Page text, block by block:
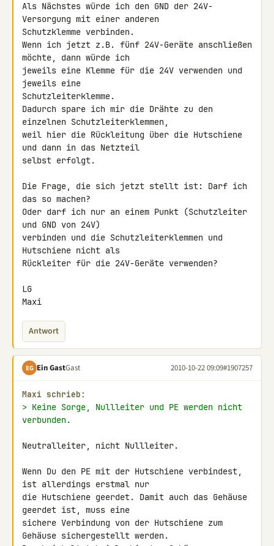
Als Nächstes würde ich den GND der 24V-
Versorgung mit einer anderen
Schutzklemme verbinden.
Wenn ich jetzt z.B. fünf 24V-Geräte anschließen
möchte, dann würde ich
jeweils eine Klemme für die 24V verwenden und
jeweils eine
Schutzleiterklemme.
Dadurch spare ich mir die Drähte zu den
einzelnen Schutzleiterklemmen,
weil hier die Rückleitung über die Hutschiene
und dann in das Netzteil
selbst erfolgt.
Die Frage, die sich jetzt stellt ist: Darf ich
das so machen?
Oder darf ich nur an einem Punkt (Schutzleiter
und GND von 24V)
verbinden und die Schutzleiterklemmen und
Hutschiene nicht als
Rückleiter für die 24V-Geräte verwenden?
LG
Maxi
Antwort
EG Ein GastGast 2010-10-22 09:09#1907257
Maxi schrieb:
> Keine Sorge, Nullleiter und PE werden nicht
verbunden.
Neutralleiter, nicht Nullleiter.
Wenn Du den PE mit der Hutschiene verbindest,
ist allerdings erstmal nur
die Hutschiene geerdet. Damit auch das Gehäuse
geerdet ist, muss eine
sichere Verbindung von der Hutschiene zum
Gehäuse sichergestellt werden.